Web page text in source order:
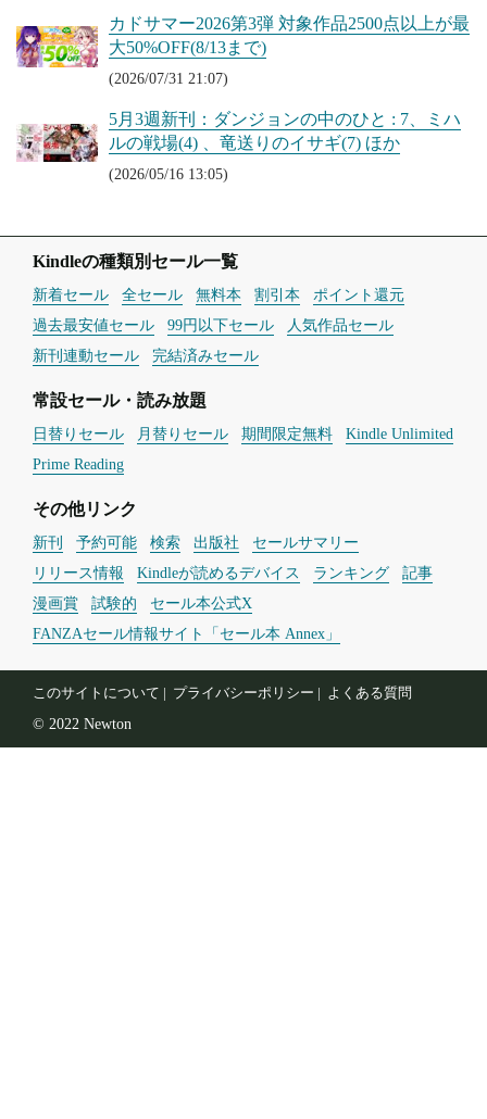
カドサマー2026第3弾 対象作品2500点以上が最
大50%OFF(8/13まで)
(2026/07/31 21:07)
5月3週新刊：ダンジョンの中のひと : 7、ミハ
ルの戦場(4) 、竜送りのイサギ(7) ほか
(2026/05/16 13:05)
Kindleの種類別セール一覧
新着セール 全セール 無料本 割引本
ポイント還元
過去最安値セール
99円以下セール
人気作品セール
新刊連動セール
完結済みセール
常設セール・読み放題
日替りセール 月替りセール 期間限定無料
Kindle Unlimited
Prime Reading
その他リンク
新刊 予約可能 検索 出版社
セールサマリー
リリース情報
Kindleが読めるデバイス ランキング
記事
漫画賞
試験的
セール本公式X
FANZAセール情報サイト「セール本 Annex」
このサイトについて プライバシーポリシー よくある質問
© 2022 Newton